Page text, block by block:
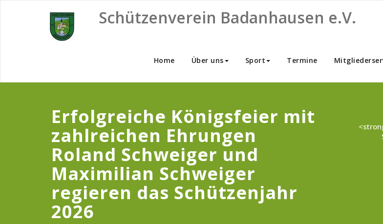
Schützenverein Badanhausen e.V.
Home Über uns Sport Termine
Erfolgreiche Königsfeier mit
zahlreichen Ehrungen
Roland Schweiger und
Maximilian Schweiger
regieren das Schützenjahr
2026